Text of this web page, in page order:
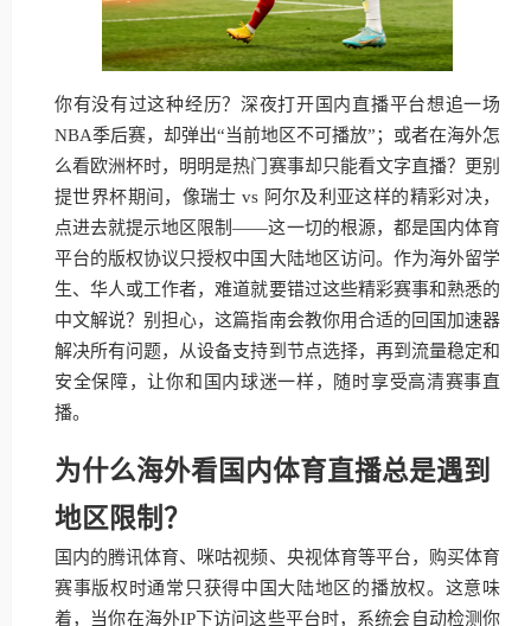
你有没有过这种经历？深夜打开国内直播平台想追一场
NBA季后赛，却弹出“当前地区不可播放”；或者在海外怎
么看欧洲杯时，明明是热门赛事却只能看文字直播？更别
提世界杯期间，像瑞士 vs 阿尔及利亚这样的精彩对决，
点进去就提示地区限制——这一切的根源，都是国内体育
平台的版权协议只授权中国大陆地区访问。作为海外留学
生、华人或工作者，难道就要错过这些精彩赛事和熟悉的
中文解说？别担心，这篇指南会教你用合适的回国加速器
解决所有问题，从设备支持到节点选择，再到流量稳定和
安全保障，让你和国内球迷一样，随时享受高清赛事直
播。
为什么海外看国内体育直播总是遇到
地区限制？
国内的腾讯体育、咪咕视频、央视体育等平台，购买体育
赛事版权时通常只获得中国大陆地区的播放权。这意味
着，当你在海外IP下访问这些平台时，系统会自动检测你